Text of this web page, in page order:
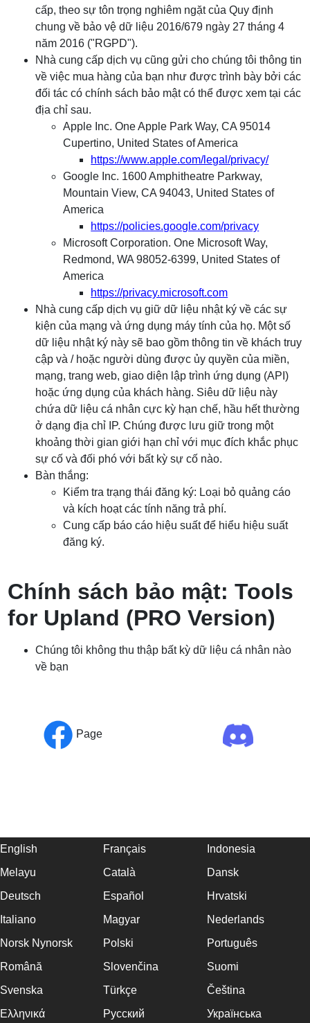
cấp, theo sự tôn trọng nghiêm ngặt của Quy định
chung về bảo vệ dữ liệu 2016/679 ngày 27 tháng 4
năm 2016 ("RGPD").
Nhà cung cấp dịch vụ cũng gửi cho chúng tôi thông tin
về việc mua hàng của bạn như được trình bày bởi các
đối tác có chính sách bảo mật có thể được xem tại các
địa chỉ sau.
Apple Inc. One Apple Park Way, CA 95014
Cupertino, United States of America
https://www.apple.com/legal/privacy/
Google Inc. 1600 Amphitheatre Parkway,
Mountain View, CA 94043, United States of
America
https://policies.google.com/privacy
Microsoft Corporation. One Microsoft Way,
Redmond, WA 98052-6399, United States of
America
https://privacy.microsoft.com
Nhà cung cấp dịch vụ giữ dữ liệu nhật ký về các sự
kiện của mạng và ứng dụng máy tính của họ. Một số
dữ liệu nhật ký này sẽ bao gồm thông tin về khách truy
cập và / hoặc người dùng được ủy quyền của miền,
mạng, trang web, giao diện lập trình ứng dụng (API)
hoặc ứng dụng của khách hàng. Siêu dữ liệu này
chứa dữ liệu cá nhân cực kỳ hạn chế, hầu hết thường
ở dạng địa chỉ IP. Chúng được lưu giữ trong một
khoảng thời gian giới hạn chỉ với mục đích khắc phục
sự cố và đối phó với bất kỳ sự cố nào.
Bàn thắng:
Kiểm tra trạng thái đăng ký: Loại bỏ quảng cáo
và kích hoạt các tính năng trả phí.
Cung cấp báo cáo hiệu suất để hiểu hiệu suất
đăng ký.
Chính sách bảo mật: Tools
for Upland (PRO Version)
Chúng tôi không thu thập bất kỳ dữ liệu cá nhân nào
về bạn
Page
English Français
Indonesia
Melayu
Català
Dansk
Deutsch
Español
Hrvatski
Italiano
Magyar
Nederlands
Norsk Nynorsk
Polski
Português
Română
Slovenčina
Suomi
Svenska
Türkçe
Čeština
Ελληνικά
Русский Українська